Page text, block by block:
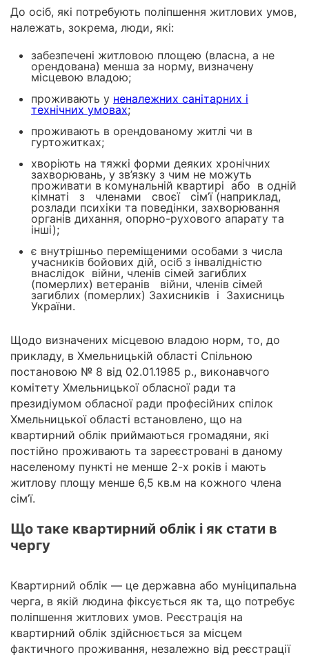
До осіб, які потребують поліпшення житлових умов,
належать, зокрема, люди, які:
забезпечені житловою площею (власна, а не
орендована) менша за норму, визначену
місцевою владою;
проживають у неналежних санітарних і
технічних умовах;
проживають в орендованому житлі чи в
гуртожитках;
хворіють на тяжкі форми деяких хронічних
захворювань, у зв’язку з чим не можуть
проживати в комунальній квартирі або в одній
кімнаті з членами своєї сім’ї (наприклад,
розлади психіки та поведінки, захворювання
органів дихання, опорно-рухового апарату та
інші);
є внутрішньо переміщеними особами з числа
учасників бойових дій, осіб з інвалідністю
внаслідок війни, членів сімей загиблих
(померлих) ветеранів війни, членів сімей
загиблих (померлих) Захисників і Захисниць
України.
Щодо визначених місцевою владою норм, то, до
прикладу, в Хмельницькій області Спільною
постановою № 8 від 02.01.1985 р., виконавчого
комітету Хмельницької обласної ради та
президіумом обласної ради професійних спілок
Хмельницької області встановлено, що на
квартирний облік приймаються громадяни, які
постійно проживають та зареєстровані в даному
населеному пункті не менше 2-х років і мають
житлову площу менше 6,5 кв.м на кожного члена
сім’ї.
Що таке квартирний облік і як стати в
чергу
Квартирний облік — це державна або муніципальна
черга, в якій людина фіксується як та, що потребує
поліпшення житлових умов. Реєстрація на
квартирний облік здійснюється за місцем
фактичного проживання, незалежно від реєстрації